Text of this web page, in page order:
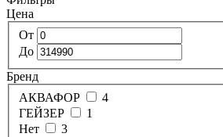
Цена
От
До
Бренд
АКВАФОР
4
ГЕЙЗЕР
1
Нет
3